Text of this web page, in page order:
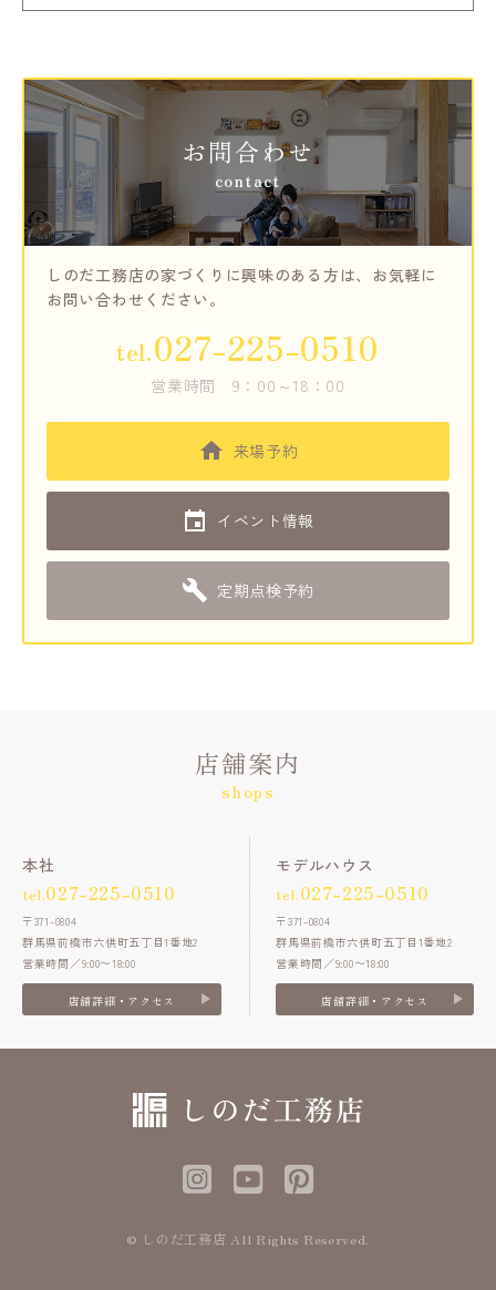
お問合わせ
contact
しのだ工務店の家づくりに興味のある方は、 お気軽に
お問い合わせください。
tel.027-225-0510
営業時間 9：00～18：00
来場予約
イベント情報
定期点検予約
店舗案内
shops
本社
tel.027-225-0510
〒371-0804
群馬県前橋市六供町五丁目1番地2
営業時間／9:00〜18:00
店舗詳細・アクセス
モデルハウス
tel.027-225-0510
〒371-0804
群馬県前橋市六供町五丁目1番地2
営業時間／9:00〜18:00
店舗詳細・アクセス
© しのだ工務店 All Rights Reserved.